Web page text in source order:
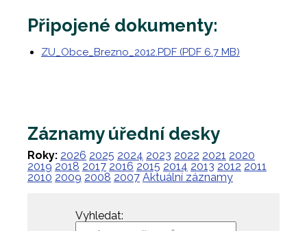
Připojené dokumenty:
ZU_Obce_Brezno_2012.PDF (PDF 6.7 MB)
Záznamy úřední desky
Roky: 2026 2025 2024 2023 2022 2021 2020
2019 2018 2017 2016 2015 2014 2013 2012 2011
2010 2009 2008 2007 Aktuální záznamy
Vyhledat: